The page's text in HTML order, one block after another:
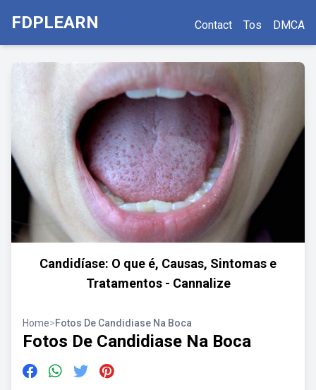
FDPLEARN Contact Tos DMCA
Candidíase: O que é, Causas, Sintomas e
Tratamentos - Cannalize
Home>Fotos De Candidiase Na Boca
Fotos De Candidiase Na Boca